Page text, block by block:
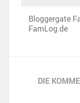
Bloggergate
FamLog.de
DIE